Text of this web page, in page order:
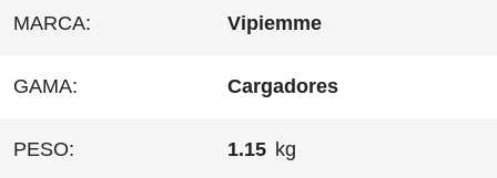
MARCA: Vipiemme
GAMA: Cargadores
PESO: 1.15 kg